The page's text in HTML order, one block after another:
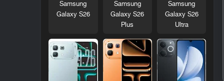
Samsung
Galaxy S26
Ultra
Samsung
Galaxy S26
Plus
Samsung
Galaxy S26